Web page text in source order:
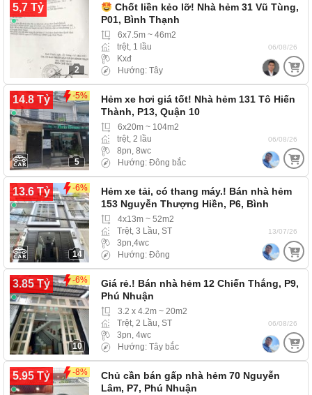
5,7 Tỷ
2
Chốt liền kẻo lỡ! Nhà hẻm 31 Vũ Tùng,
P01, Bình Thạnh
6x7.5m ~ 46m2
trệt, 1 lầu
Kxđ
Hướng: Tây
06/08/26
14.8 Tỷ -5%
5
Hẻm xe hơi giá tốt! Nhà hẻm 131 Tô Hiến
Thành, P13, Quận 10
6x20m ~ 104m2
trệt, 2 lầu
8pn, 8wc
Hướng: Đông bắc
06/08/26
13.6 Tỷ -6%
14
Hẻm xe tải, có thang máy.! Bán nhà hẻm
153 Nguyễn Thượng Hiền, P6, Bình
Thạnh4x13m ~ 52m2
Trệt, 3 Lầu, ST
3pn,4wc
Hướng: Đông
13/07/26
3.85 Tỷ -6%
10
Giá rẻ.! Bán nhà hẻm 12 Chiến Thắng, P9,
Phú Nhuận
3.2 x 4.2m ~ 20m2
Trệt, 2 Lầu, ST
3pn, 4wc
Hướng: Tây bắc
06/08/26
5.95 Tỷ -8%
Chủ cần bán gấp nhà hẻm 70 Nguyễn
Lâm, P7, Phú Nhuận